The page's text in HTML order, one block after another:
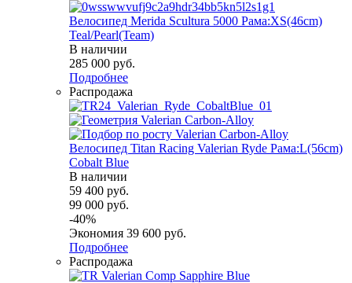
Велосипед Merida Scultura 5000 Рама:XS(46cm)
Teal/Pearl(Team)
В наличии
285 000 руб.
Подробнее
Распродажа
Велосипед Titan Racing Valerian Ryde Рама:L(56cm)
Cobalt Blue
В наличии
59 400 руб.
99 000 руб.
-40%
Экономия 39 600 руб.
Подробнее
Распродажа